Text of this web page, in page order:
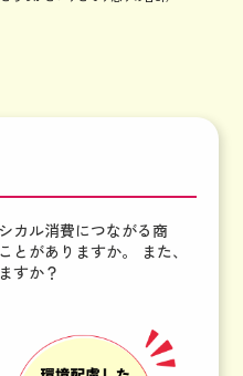
カル消費につながる商
とがありますか。 また、
すか？